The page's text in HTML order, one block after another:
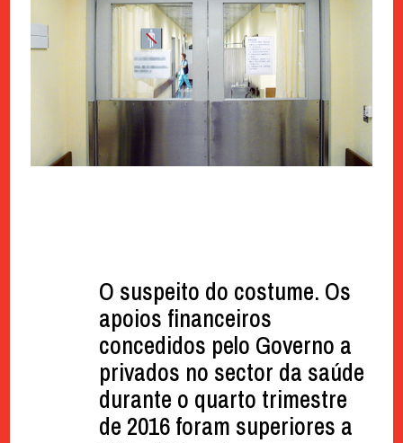
O suspeito do costume. Os
apoios financeiros
concedidos pelo Governo a
privados no sector da saúde
durante o quarto trimestre
de 2016 foram superiores a